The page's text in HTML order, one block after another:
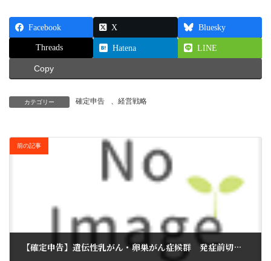
Facebook X Bluesky
Threads Hatena LINE
Copy
カテゴリー 確定申告 経営戦略
前の記事
【確定申告】遺伝性乳がん・卵巣がん症候群 発症前切除手術も医療費控除の対象に